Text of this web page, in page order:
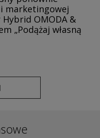
marketingowej
OMODA &
„Podążaj własną